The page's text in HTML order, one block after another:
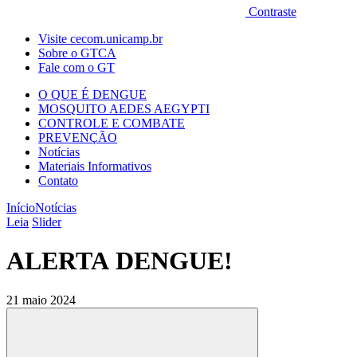
Contraste
Visite cecom.unicamp.br
Sobre o GTCA
Fale com o GT
O QUE É DENGUE
MOSQUITO AEDES AEGYPTI
CONTROLE E COMBATE
PREVENÇÃO
Notícias
Materiais Informativos
Contato
InícioNotícias
Leia Slider
ALERTA DENGUE!
21 maio 2024